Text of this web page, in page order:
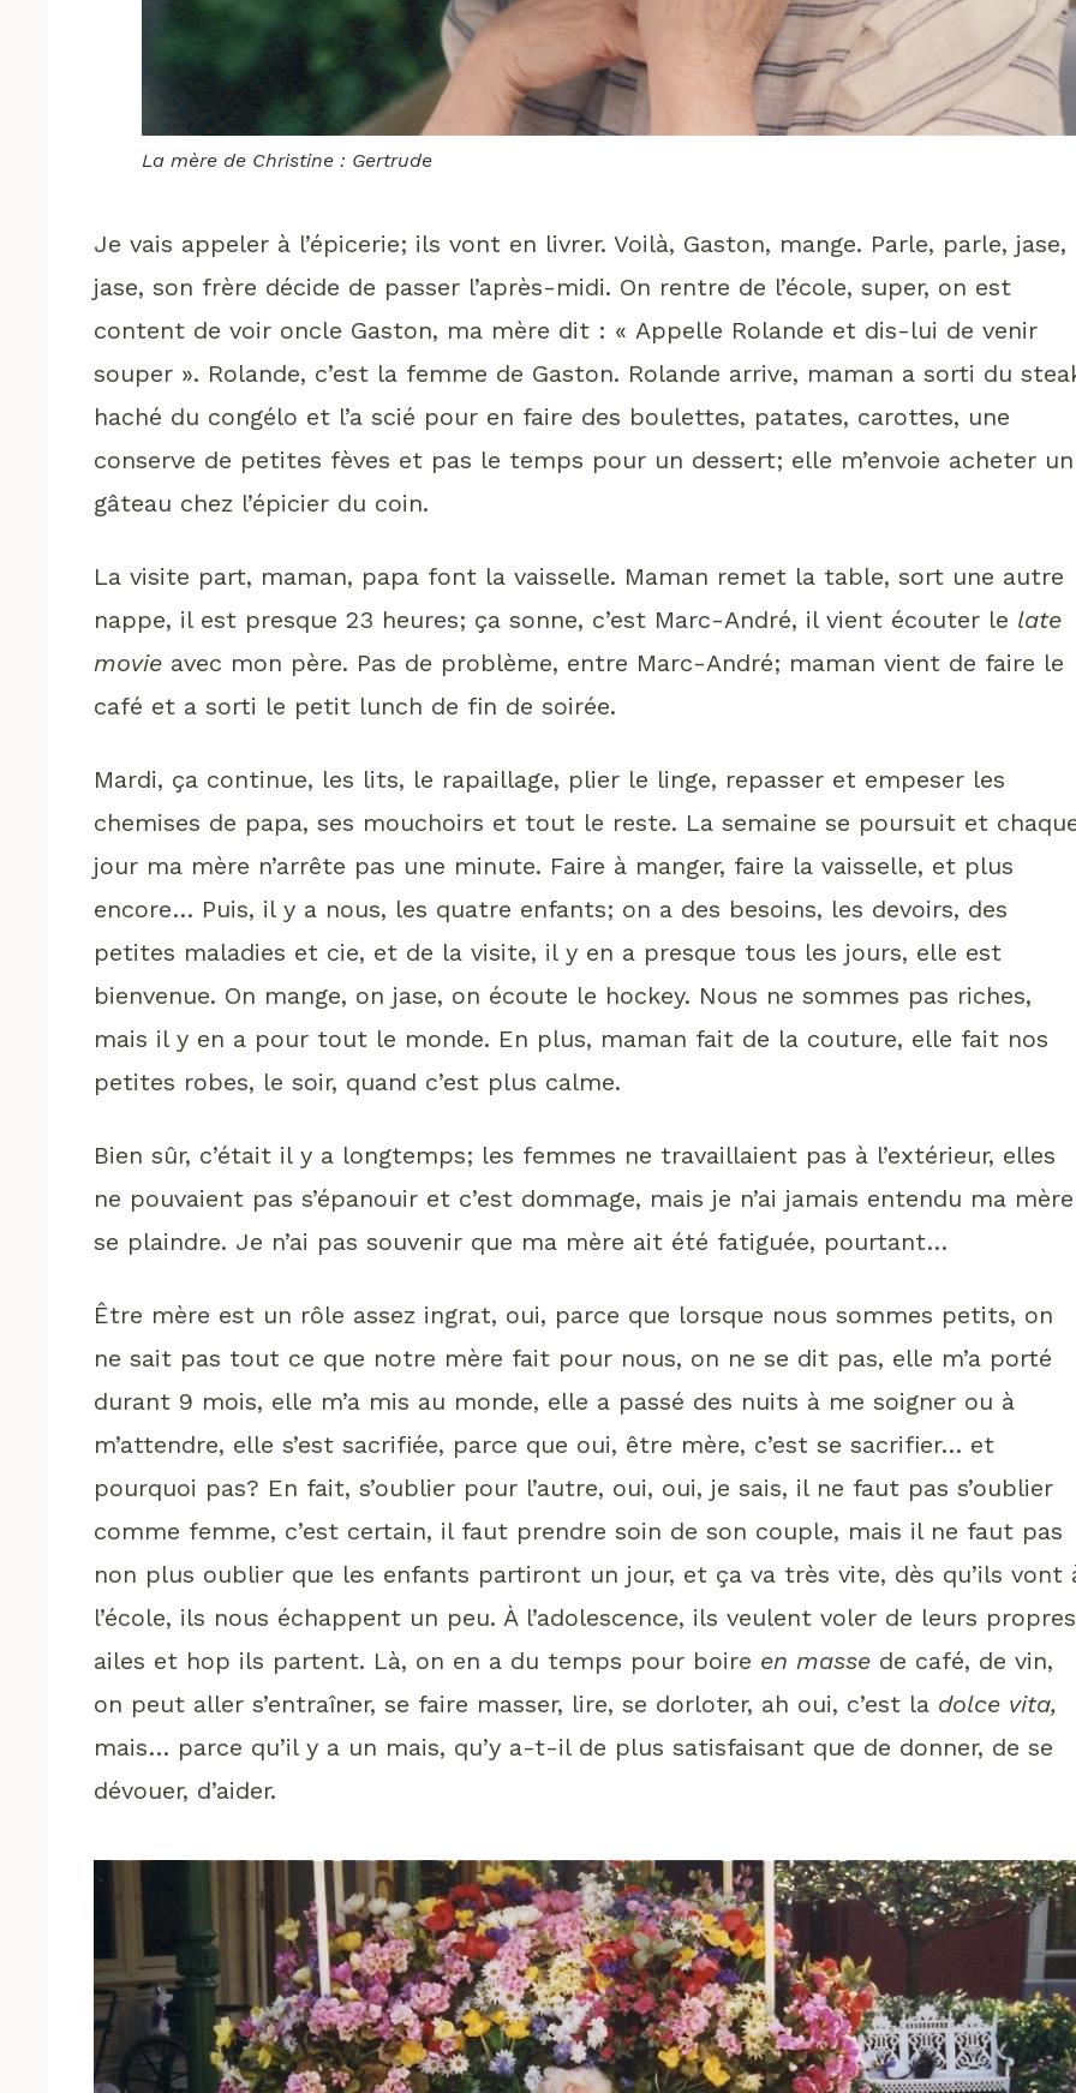
La mère de Christine : Gertrude
Je vais appeler à l’épicerie; ils vont en livrer. Voilà, Gaston, mange. Parle, parle, jase,
jase, son frère décide de passer l’après-midi. On rentre de l’école, super, on est
content de voir oncle Gaston, ma mère dit : « Appelle Rolande et dis-lui de venir
souper ». Rolande, c’est la femme de Gaston. Rolande arrive, maman a sorti du
haché du congélo et l’a scié pour en faire des boulettes, patates, carottes, une
conserve de petites fèves et pas le temps pour un dessert; elle m’envoie acheter un
gâteau chez l’épicier du coin.
La visite part, maman, papa font la vaisselle. Maman remet la table, sort une autre
nappe, il est presque 23 heures; ça sonne, c’est Marc-André, il vient écouter le late
movie avec mon père. Pas de problème, entre Marc-André; maman vient de faire le
café et a sorti le petit lunch de fin de soirée.
Mardi, ça continue, les lits, le rapaillage, plier le linge, repasser et empeser les
chemises de papa, ses mouchoirs et tout le reste. La semaine se poursuit et
jour ma mère n’arrête pas une minute. Faire à manger, faire la vaisselle, et plus
encore… Puis, il y a nous, les quatre enfants; on a des besoins, les devoirs, des
petites maladies et cie, et de la visite, il y en a presque tous les jours, elle est
bienvenue. On mange, on jase, on écoute le hockey. Nous ne sommes pas riches,
mais il y en a pour tout le monde. En plus, maman fait de la couture, elle fait nos
petites robes, le soir, quand c’est plus calme.
Bien sûr, c’était il y a longtemps; les femmes ne travaillaient pas à l’extérieur, elles
ne pouvaient pas s’épanouir et c’est dommage, mais je n’ai jamais entendu ma mère
se plaindre. Je n’ai pas souvenir que ma mère ait été fatiguée, pourtant…
Être mère est un rôle assez ingrat, oui, parce que lorsque nous sommes petits, on
ne sait pas tout ce que notre mère fait pour nous, on ne se dit pas, elle m’a porté
durant 9 mois, elle m’a mis au monde, elle a passé des nuits à me soigner ou à
m’attendre, elle s’est sacrifiée, parce que oui, être mère, c’est se sacrifier… et
pourquoi pas? En fait, s’oublier pour l’autre, oui, oui, je sais, il ne faut pas s’oublier
comme femme, c’est certain, il faut prendre soin de son couple, mais il ne faut pas
non plus oublier que les enfants partiront un jour, et ça va très vite, dès qu’ils vont
l’école, ils nous échappent un peu. À l’adolescence, ils veulent voler de leurs propres
ailes et hop ils partent. Là, on en a du temps pour boire en masse de café, de vin,
on peut aller s’entraîner, se faire masser, lire, se dorloter, ah oui, c’est la dolce vita,
mais… parce qu’il y a un mais, qu’y a-t-il de plus satisfaisant que de donner, de se
dévouer, d’aider.